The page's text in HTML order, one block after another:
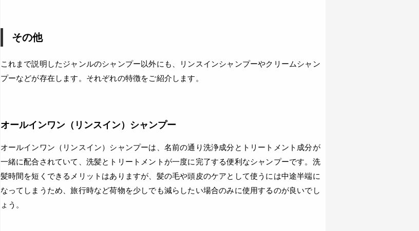
その他
これまで説明したジャンルのシャンプー以外にも、リンスインシャンプーやクリームシャン
プーなどが存在します。それぞれの特徴をご紹介します。
オールインワン（リンスイン）シャンプー
オールインワン（リンスイン）シャンプーは、名前の通り洗浄成分とトリートメント成分が
一緒に配合されていて、洗髪とトリートメントが一度に完了する便利なシャンプーです。洗
髪時間を短くできるメリットはありますが、髪の毛や頭皮のケアとして使うには中途半端に
なってしまうため、旅行時など荷物を少しでも減らしたい場合のみに使用するのが良いでし
ょう。